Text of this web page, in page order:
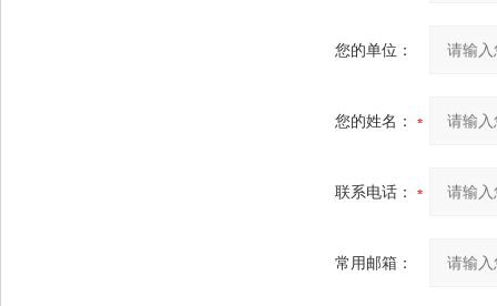
您的单位：
您的姓名：
联系电话：
常用邮箱：